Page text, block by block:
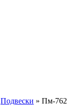
Подвески » Пм-762